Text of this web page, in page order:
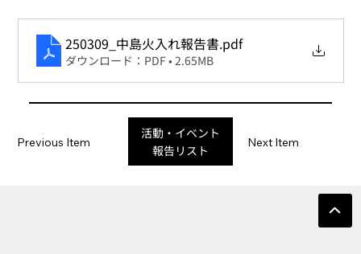
250309_中島火入れ報告書.pdf
ダウンロード：PDF • 2.65MB
Previous Item Next Item
活動・イベント
報告リスト